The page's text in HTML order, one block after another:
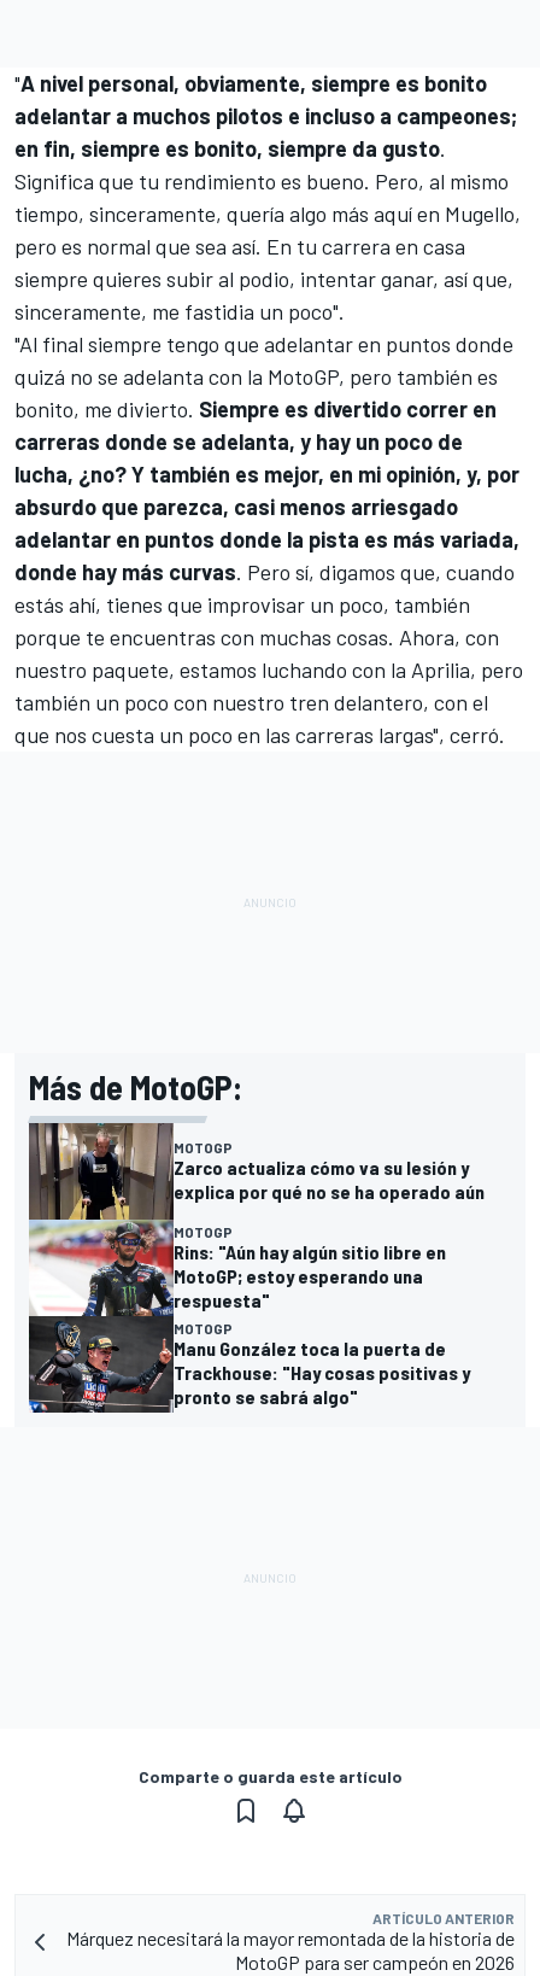
"A nivel personal, obviamente, siempre es bonito
adelantar a muchos pilotos e incluso a campeones;
en fin, siempre es bonito, siempre da gusto.
Significa que tu rendimiento es bueno. Pero, al mismo
tiempo, sinceramente, quería algo más aquí en Mugello,
pero es normal que sea así. En tu carrera en casa
siempre quieres subir al podio, intentar ganar, así que,
sinceramente, me fastidia un poco".
"Al final siempre tengo que adelantar en puntos donde
quizá no se adelanta con la MotoGP, pero también es
bonito, me divierto. Siempre es divertido correr en
carreras donde se adelanta, y hay un poco de
lucha, ¿no? Y también es mejor, en mi opinión, y, por
absurdo que parezca, casi menos arriesgado
adelantar en puntos donde la pista es más variada,
donde hay más curvas. Pero sí, digamos que, cuando
estás ahí, tienes que improvisar un poco, también
porque te encuentras con muchas cosas. Ahora, con
nuestro paquete, estamos luchando con la Aprilia, pero
también un poco con nuestro tren delantero, con el
que nos cuesta un poco en las carreras largas", cerró.
Más de MotoGP:
MOTOGP
Zarco actualiza cómo va su lesión y
explica por qué no se ha operado aún
MOTOGP
Rins: "Aún hay algún sitio libre en
MotoGP; estoy esperando una
respuesta"
MOTOGP
Manu González toca la puerta de
Trackhouse: "Hay cosas positivas y
pronto se sabrá algo"
Comparte o guarda este artículo
ARTÍCULO ANTERIOR
Márquez necesitará la mayor remontada de la historia de
MotoGP para ser campeón en 2026